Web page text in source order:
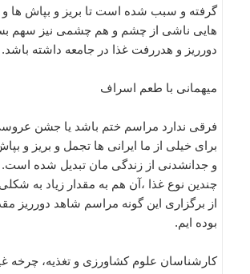
گرفته و سبب شده است تا بریز و بپاش ها
هایی ناشی از چشم و هم چشمی نیز سهم
دورریز و هدررفت غذا در جامعه داشته باشد.
میهمانی با طعم اسراف
فرقی ندارد مراسم ختم باشد یا جشن
برای خیلی از ما ایرانی ها تجمل و بریز و
و جدانشدنی از زندگی مان تبدیل شده است.
چندین نوع غذا ،آن هم به مقدار زیاد به
از برگزاری این گونه مراسم شاهد دورریز
بوده ایم.
کارشناسان علوم کشاورزی و تغذیه، چرخه